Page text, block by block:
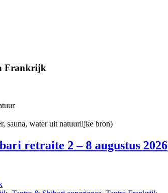
Frankrijk
sauna, water uit natuurlijke bron)
retraite 2 – 8 augustus 2026